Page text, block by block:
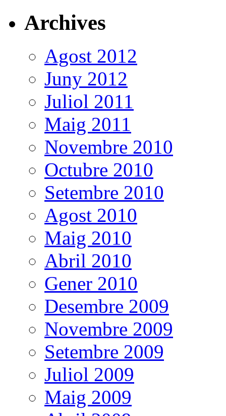
Archives
Agost 2012
Juny 2012
Juliol 2011
Maig 2011
Novembre 2010
Octubre 2010
Setembre 2010
Agost 2010
Maig 2010
Abril 2010
Gener 2010
Desembre 2009
Novembre 2009
Setembre 2009
Juliol 2009
Maig 2009